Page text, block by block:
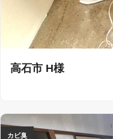
高石市 H様
カビ臭